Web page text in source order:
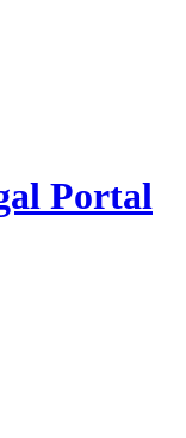
Portal